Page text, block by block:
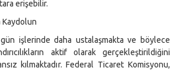
erişebilir.
Kaydolun
işlerinde daha ustalaşmakta ve böylece
aktif olarak gerçekleştirildiğini
kılmaktadır. Federal Ticaret Komisyonu,